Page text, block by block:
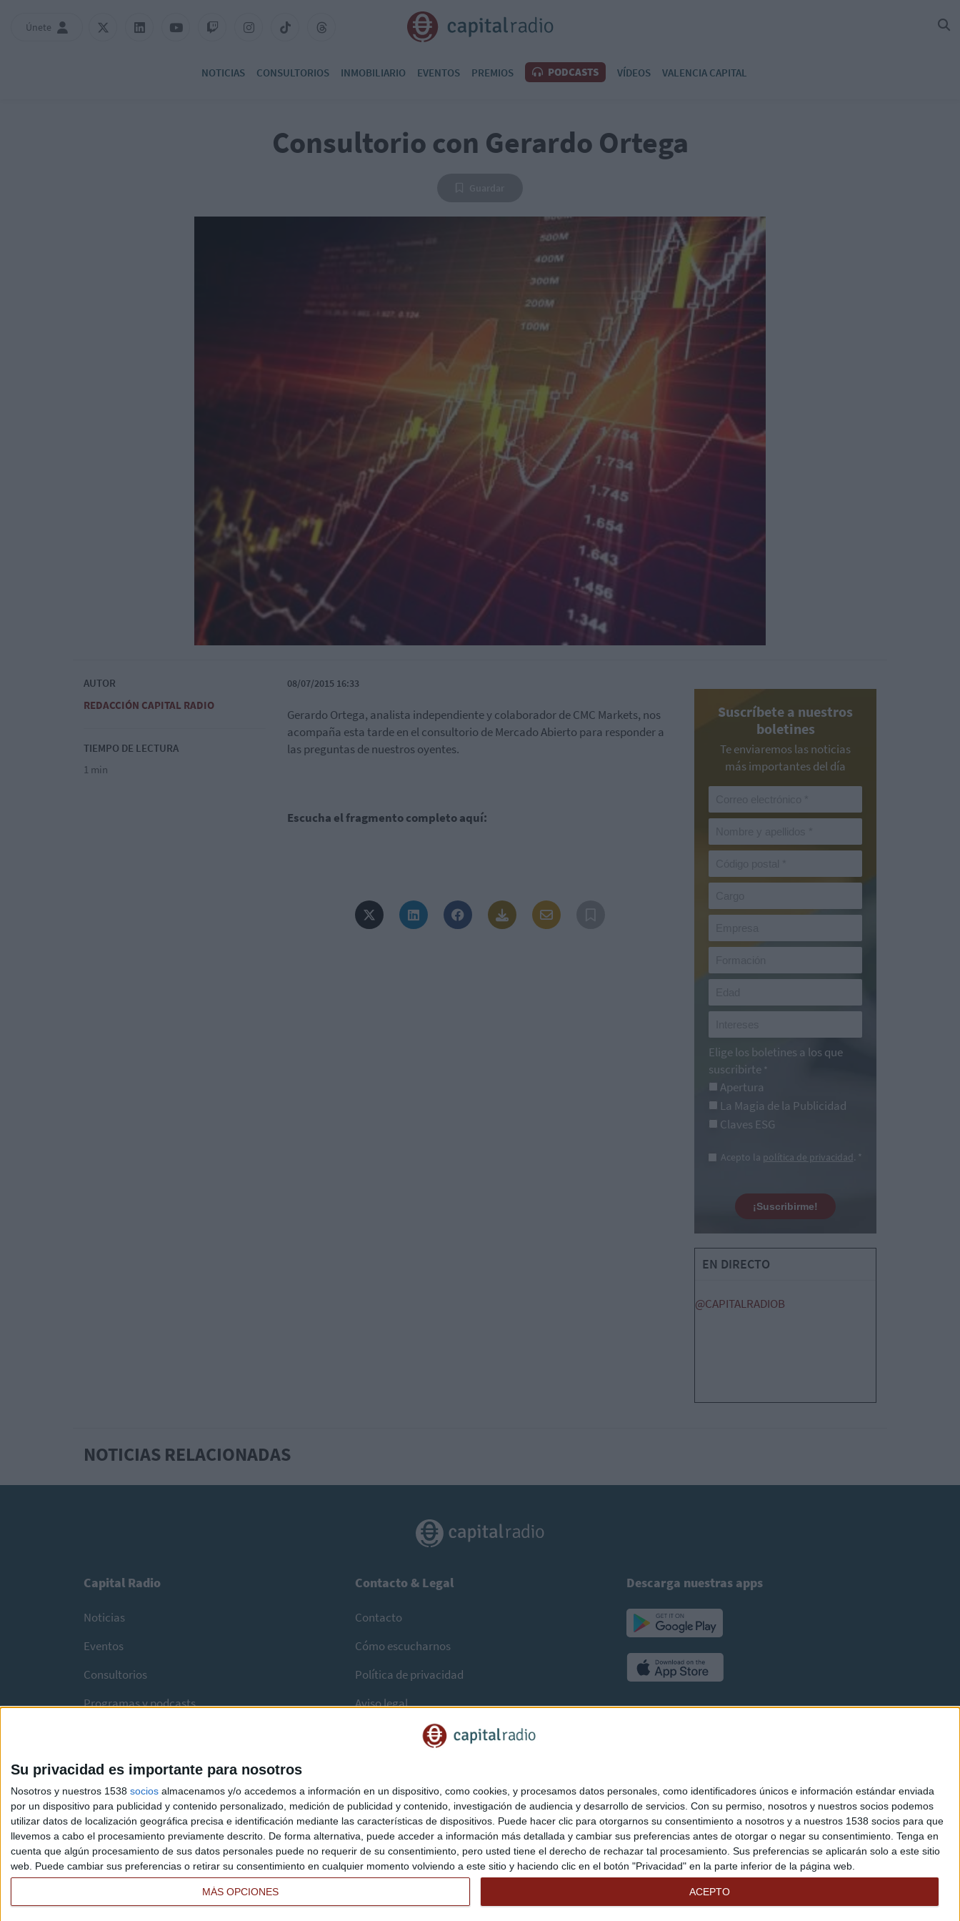
Su privacidad es importante para nosotros
Nosotros y nuestros 1538 socios almacenamos y/o accedemos a información en un dispositivo, como cookies, y procesamos datos personales, como identificadores únicos e información estándar enviada
por un dispositivo para publicidad y contenido personalizado, medición de publicidad y contenido, investigación de audiencia y desarrollo de servicios. Con su permiso, nosotros y nuestros socios podemos
utilizar datos de localización geográfica precisa e identificación mediante las características de dispositivos. Puede hacer clic para otorgarnos su consentimiento a nosotros y a nuestros 1538 socios para que
llevemos a cabo el procesamiento previamente descrito. De forma alternativa, puede acceder a información más detallada y cambiar sus preferencias antes de otorgar o negar su consentimiento. Tenga en
cuenta que algún procesamiento de sus datos personales puede no requerir de su consentimiento, pero usted tiene el derecho de rechazar tal procesamiento. Sus preferencias se aplicarán solo a este sitio
web. Puede cambiar sus preferencias o retirar su consentimiento en cualquier momento volviendo a este sitio y haciendo clic en el botón "Privacidad" en la parte inferior de la página web.
MÁS OPCIONES ACEPTO
Únete
NOTICIAS CONSULTORIOS INMOBILIARIO EVENTOS PREMIOS PODCASTS VÍDEOS VALENCIA CAPITAL
Consultorio con Gerardo Ortega
AUTOR
REDACCIÓN CAPITAL RADIO
TIEMPO DE LECTURA
1 min
08/07/2015 16:33
Gerardo Ortega, analista independiente y colaborador de CMC Markets, nos
acompaña esta tarde en el consultorio de Mercado Abierto para responder a
las preguntas de nuestros oyentes.
Escucha el fragmento completo aquí:
Suscríbete a nuestros
boletines
Te enviaremos las noticias
más importantes del día
Elige los boletines a los que
suscribirte *
Apertura
La Magia de la Publicidad
Claves ESG
Acepto la política de privacidad. *
¡Suscribirme!
EN DIRECTO
@CAPITALRADIOB
NOTICIAS RELACIONADAS
Capital Radio
Noticias
Eventos
Consultorios
Programas y podcasts
Contacto & Legal
Contacto
Cómo escucharnos
Política de privacidad
Aviso legal
Descarga nuestras apps